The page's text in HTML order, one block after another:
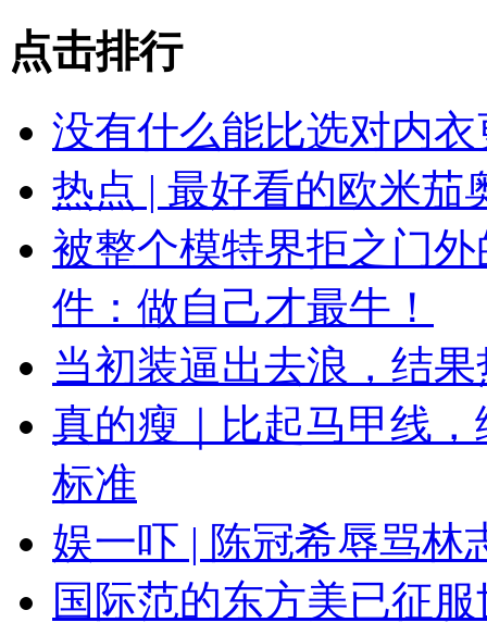
点击排行
没有什么能比选对内
热点 | 最好看的欧米茄
被整个模特界拒之门
件：做自己才最牛！
当初装逼出去浪，结
真的瘦｜比起马甲线
标准
娱一吓 | 陈冠希辱骂林
国际范的东方美已征